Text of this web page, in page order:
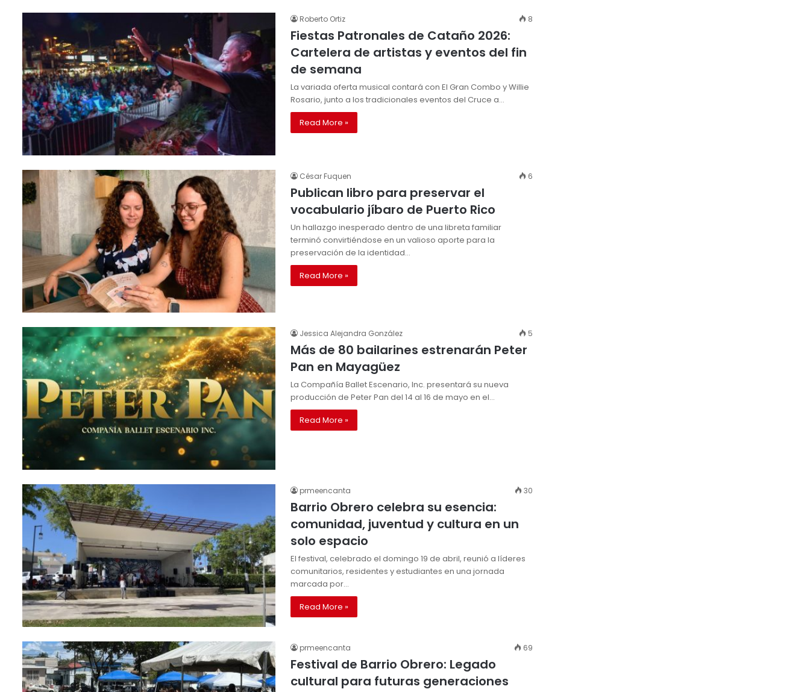
Roberto Ortiz 8
Fiestas Patronales de Cataño 2026:
Cartelera de artistas y eventos del fin
de semana
La variada oferta musical contará con El Gran Combo y Willie
Rosario, junto a los tradicionales eventos del Cruce a…
Read More »
César Fuquen 6
Publican libro para preservar el
vocabulario jíbaro de Puerto Rico
Un hallazgo inesperado dentro de una libreta familiar
terminó convirtiéndose en un valioso aporte para la
preservación de la identidad…
Read More »
Jessica Alejandra González 5
Más de 80 bailarines estrenarán Peter
Pan en Mayagüez
La Compañía Ballet Escenario, Inc. presentará su nueva
producción de Peter Pan del 14 al 16 de mayo en el…
Read More »
prmeencanta 30
Barrio Obrero celebra su esencia:
comunidad, juventud y cultura en un
solo espacio
El festival, celebrado el domingo 19 de abril, reunió a líderes
comunitarios, residentes y estudiantes en una jornada
marcada por…
Read More »
prmeencanta 69
Festival de Barrio Obrero: Legado
cultural para futuras generaciones